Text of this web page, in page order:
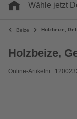
Wähle jetzt
Beize Holzbeize,
Holzbeize,
Online-Artikelnr.: